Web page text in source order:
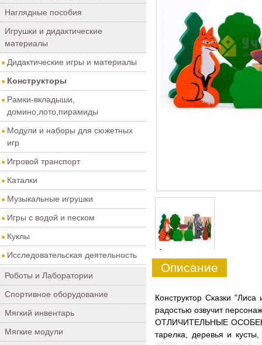
Наглядные пособия
Игрушки и дидактические
материалы
Дидактические игры и материалы
Конструкторы
Рамки-вкладыши,
домино,лото,пирамиды
Модули и наборы для сюжетных
игр
Игровой транспорт
Каталки
Музыкальные игрушки
Игры с водой и песком
Куклы
Исследовательская деятельность
Роботы и Лаборатории
Спортивное оборудование
Мягкий инвентарь
Мягкие модули
0
Описание
Конструктор Сказки
радостью озвучит
ОТЛИЧИТЕЛЬНЫЕ
тарелка, деревья и